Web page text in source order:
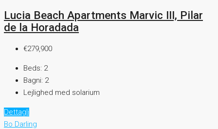
Lucia Beach Apartments Marvic III, Pilar
de la Horadada
€279,900
Beds: 2
Bagni: 2
Lejlighed med solarium
Dettagli
Bo Darling